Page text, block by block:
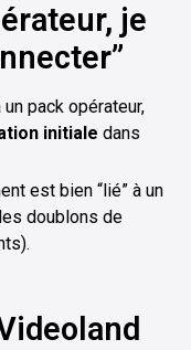
je
pack opérateur,
initiale dans
est bien “lié” à un
doublons de